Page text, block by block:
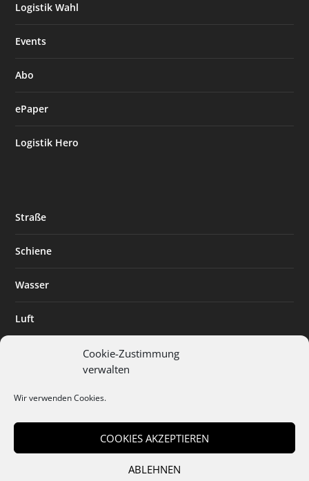
Cookie-Zustimmung
verwalten
Wir verwenden Cookies.
COOKIES AKZEPTIEREN
ABLEHNEN
Logistik Wahl
Events
Abo
ePaper
Logistik Hero
Straße
Schiene
Wasser
Luft
Digitalisierung